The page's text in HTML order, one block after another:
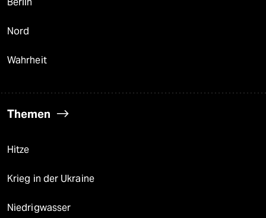
Nord
Wahrheit
Themen
Hitze
Krieg in der Ukraine
Niedrigwasser